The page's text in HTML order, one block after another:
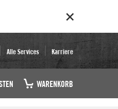
Alle Services Karriere
WARENKORB